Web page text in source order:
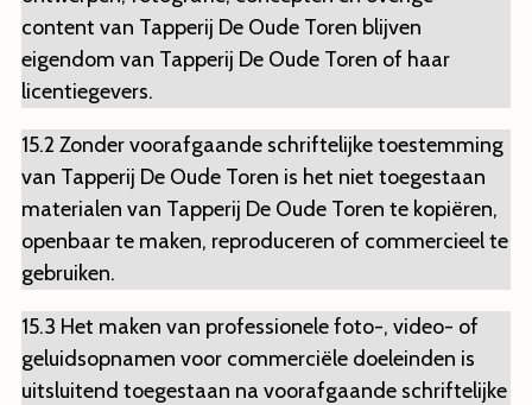
content van Tapperij De Oude Toren blijven
eigendom van Tapperij De Oude Toren of haar
licentiegevers.
15.2 Zonder voorafgaande schriftelijke toestemming
van Tapperij De Oude Toren is het niet toegestaan
materialen van Tapperij De Oude Toren te kopiëren,
openbaar te maken, reproduceren of commercieel te
gebruiken.
15.3 Het maken van professionele foto-, video- of
geluidsopnamen voor commerciële doeleinden is
uitsluitend toegestaan na voorafgaande schriftelijke